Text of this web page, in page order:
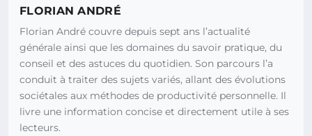
FLORIAN ANDRÉ
Florian André couvre depuis sept ans l’actualité
générale ainsi que les domaines du savoir pratique, du
conseil et des astuces du quotidien. Son parcours l’a
conduit à traiter des sujets variés, allant des évolutions
sociétales aux méthodes de productivité personnelle. Il
livre une information concise et directement utile à ses
lecteurs.